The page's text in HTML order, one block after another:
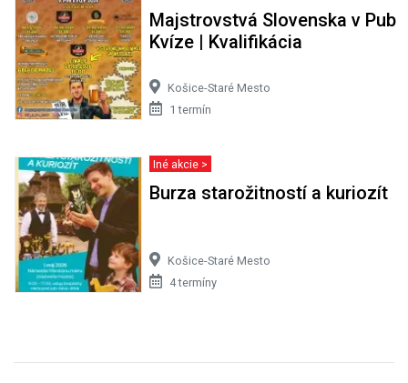
Majstrovstvá Slovenska v Pub
Kvíze | Kvalifikácia
Košice-Staré Mesto
1 termín
Iné akcie >
Burza starožitností a kuriozít
Košice-Staré Mesto
4 termíny